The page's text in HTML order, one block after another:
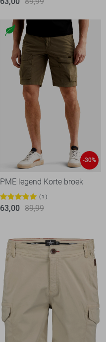
-30%
PME legend Korte broek
1
63,00 89,99